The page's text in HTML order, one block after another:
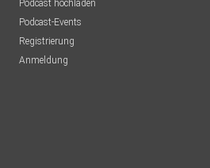
Podcast hochladen
Podcast-Events
Registrierung
Anmeldung